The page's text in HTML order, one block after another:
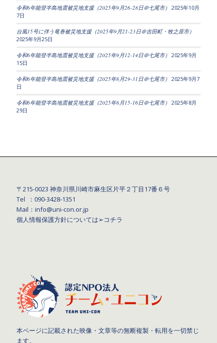
令和6年能登半島地震被災地支援（2025年9月26-28日＠七尾市） 2025年10月
7日
台風15号に伴う竜巻被災地支援（2025年9月21-23日＠吉田町・牧之原市）
2025年9月25日
令和6年能登半島地震被災地支援（2025年9月12-14日＠七尾市） 2025年9月
15日
令和6年能登半島地震被災地支援（2025年8月29-31日＠七尾市） 2025年9月7
日
令和6年能登半島地震被災地支援（2025年8月15-16日＠七尾市） 2025年8月
29日
〒215-0023 神奈川県川崎市麻生区片平２丁目17番６号
Tel ：090-3428‐1351
Mail：info@uni-con.or.jp
個人情報保護方針については➢コチラ
本ページに記載された映像・文章等の無断複製・転用を一切禁じ
ます。